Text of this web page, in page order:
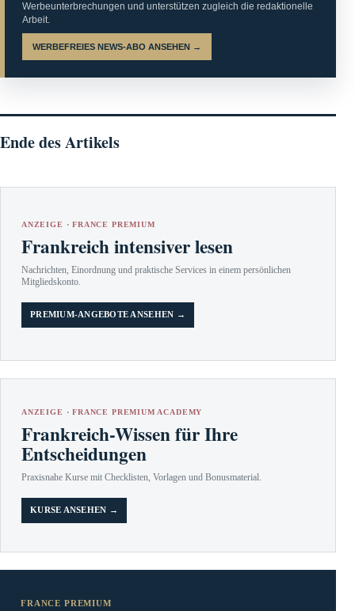
Werbeunterbrechungen und unterstützen zugleich die redaktionelle
Arbeit.
WERBEFREIES NEWS-ABO ANSEHEN →
Ende des Artikels
ANZEIGE · FRANCE PREMIUM
Frankreich intensiver lesen
Nachrichten, Einordnung und praktische Services in einem persönlichen
Mitgliedskonto.
PREMIUM-ANGEBOTE ANSEHEN →
ANZEIGE · FRANCE PREMIUM ACADEMY
Frankreich-Wissen für Ihre
Entscheidungen
Praxisnahe Kurse mit Checklisten, Vorlagen und Bonusmaterial.
KURSE ANSEHEN →
FRANCE PREMIUM